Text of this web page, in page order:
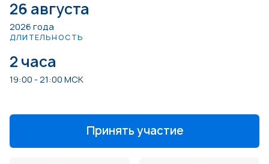
26 августа
2026 года
ДЛИТЕЛЬНОСТЬ
2 часа
19:00 - 21:00 МСК
Принять участие